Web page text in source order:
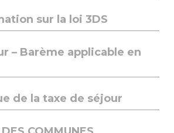
sur la loi 3DS
– Barème applicable en
de la taxe de séjour